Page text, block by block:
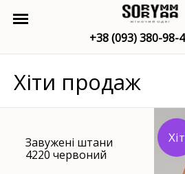
+38 (093) 380-98-
Хіти продаж
Хіт
Завужені штани
4220 червоний